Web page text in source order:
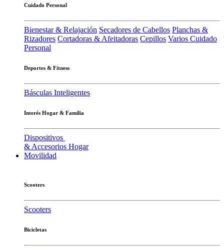
Cuidado Personal
Bienestar & Relajación Secadores de Cabellos Planchas &
Rizadores Cortadoras & Afeitadoras Cepillos Varios Cuidado
Personal
Deportes & Fitness
Básculas Inteligentes
Interés Hogar & Familia
Dispositivos
& Accesorios Hogar
Movilidad
Scooters
Scooters
Bicicletas